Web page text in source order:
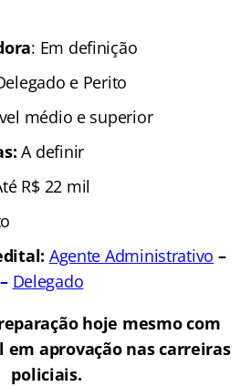
: Em definição
e Perito
médio e superior
A definir
R$ 22 mil
Agente Administrativo –
– Delegado
hoje mesmo com
aprovação nas carreiras
policiais.